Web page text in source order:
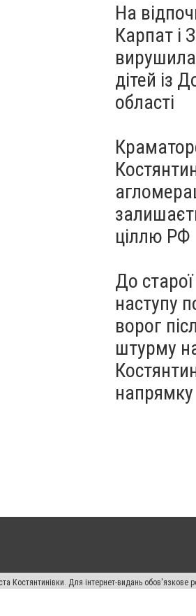
На
Карпат і
дітей із
області
ціллю РФ
До
наступу
ворог
штурму
напрямку
Костянтинівки. Для інтернет-видань обов'язкове